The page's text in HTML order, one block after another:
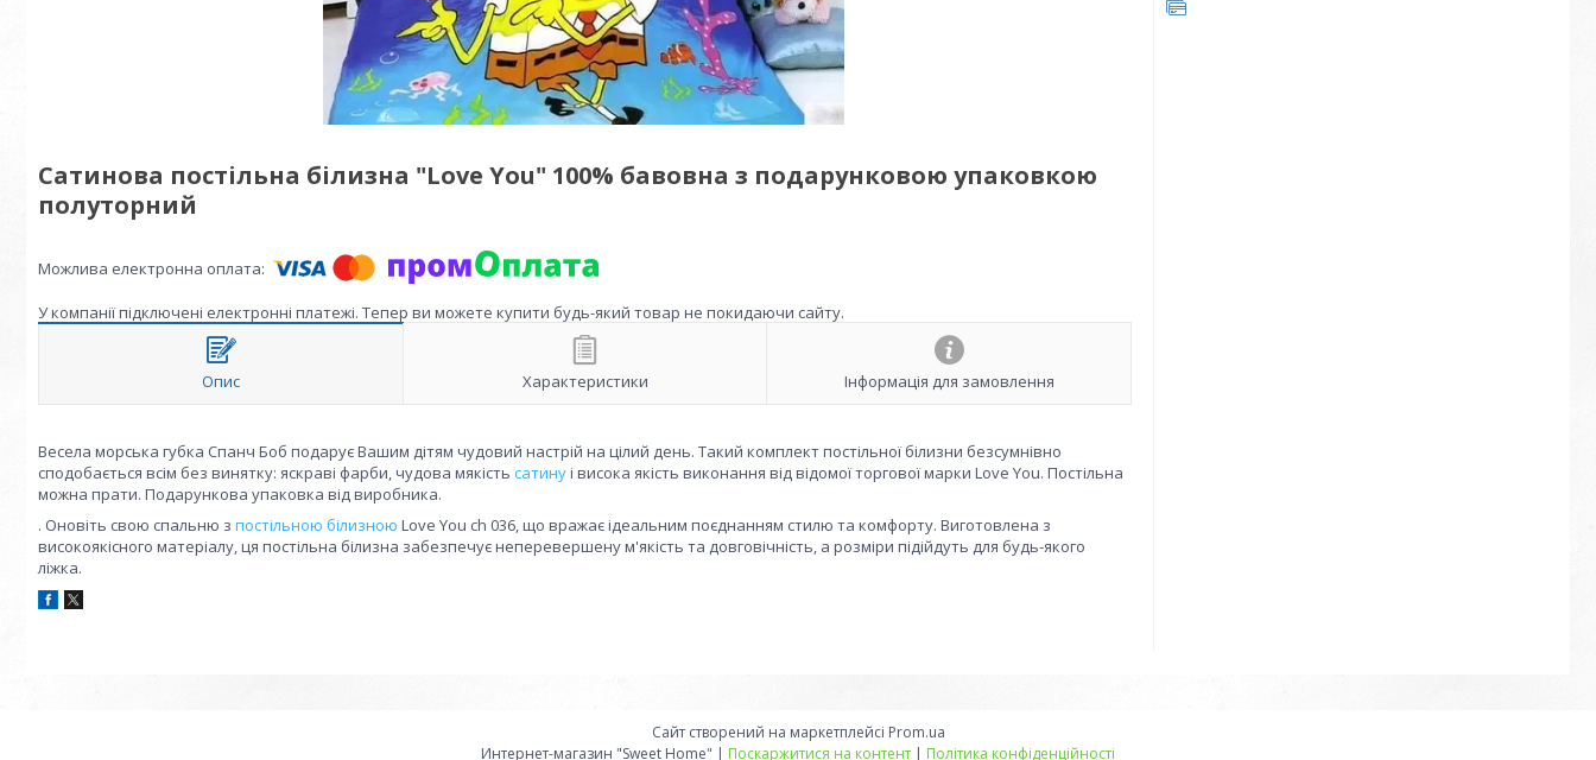
Сатинова постільна білизна "Love You" 100% бавовна з подарунковою упаковкою
полуторний
У компанії підключені електронні платежі. Тепер ви можете купити будь-який товар не покидаючи сайту.
Опис Характеристики Інформація для замовлення
Весела морська губка Спанч Боб подарує Вашим дітям чудовий настрій на цілий день. Такий комплект постільної білизни безсумнівно
сподобається всім без винятку: яскраві фарби, чудова мякість сатинуі висока якість виконання від відомої торгової марки Love You. Постільна
можна прати. Подарункова упаковка від виробника.
. Оновіть свою спальню з постільною білизною Love You ch 036, що вражає ідеальним поєднанням стилю та комфорту. Виготовлена з
високоякісного матеріалу, ця постільна білизна забезпечує неперевершену м'якість та довговічність, а розміри підійдуть для будь-якого
ліжка.
Сайт створений на маркетплейсі Prom.ua
Интернет-магазин "Sweet Home" | Поскаржитися на контент | Політика конфіденційності